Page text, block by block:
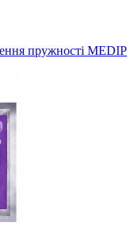
пружності